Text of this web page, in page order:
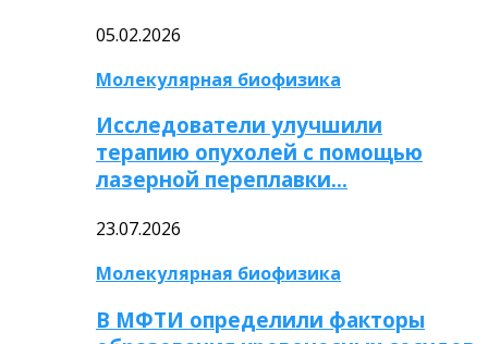
05.02.2026
Молекулярная биофизика
Исследователи улучшили
терапию опухолей с помощью
лазерной переплавки…
23.07.2026
Молекулярная биофизика
В МФТИ определили факторы